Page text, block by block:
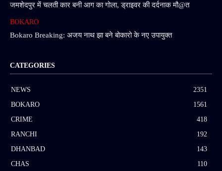
जमशेदपुर में चलती कार बनी आग का गोला, ड्राइवर की दर्दनाक मौ@त
BOKARO
Bokaro Breaking: अजय नाथ झा बने बोकारो के नए उपायुक्त
CATEGORIES
NEWS
2351
BOKARO
1561
CRIME
418
RANCHI
192
DHANBAD
143
CHAS
110